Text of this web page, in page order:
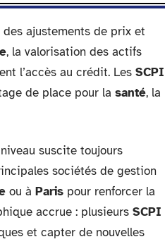
ajustements de prix et
, la valorisation des actifs
l’accès au crédit. Les SCPI
de place pour la santé, la
suscite toujours
sociétés de gestion
ou à Paris pour renforcer la
accrue : plusieurs SCPI
et capter de nouvelles